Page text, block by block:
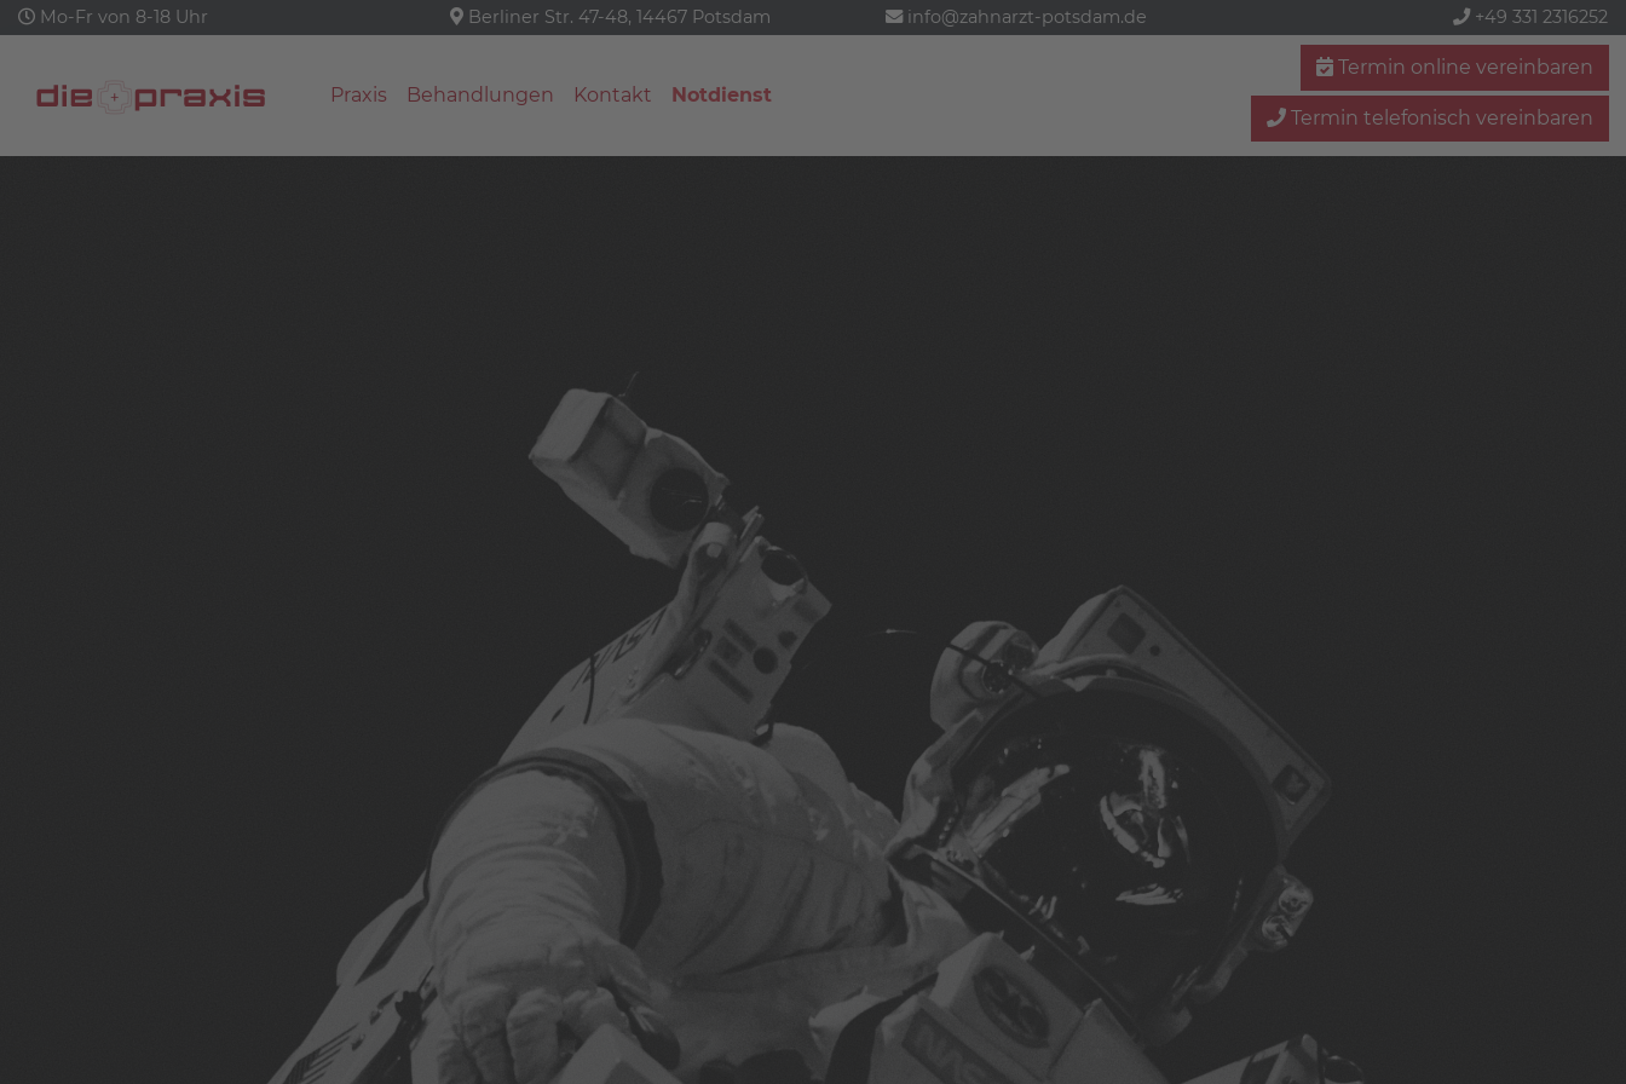
Mo-Fr von 8-18 Uhr Berliner Str. 47-48, 14467 Potsdam info@zahnarzt-potsdam.de +49 331 2316252
Praxis Behandlungen Kontakt Notdienst
Termin online vereinbaren
Termin telefonisch vereinbaren